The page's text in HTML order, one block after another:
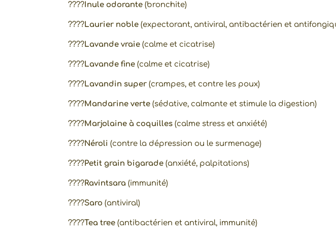
????Inule odorante(bronchite)
????Laurier noble (expectorant, antiviral, antibactérien et
????Lavande vraie (calme et cicatrise)
????Lavande fine(calme et cicatrise)
????Lavandin super (crampes, et contre les poux)
????Mandarine verte (sédative, calmante et stimule la digestion)
????Marjolaine à coquilles(calme stress et anxiété)
????Néroli (contre la dépression ou le surmenage)
????Petit grain bigarade (anxiété, palpitations)
????Ravintsara (immunité)
????Saro (antiviral)
????Tea tree (antibactérien et antiviral, immunité)